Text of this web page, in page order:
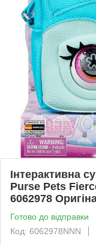
Інтерактивна
Purse Pets
6062978
Готово до відправки
Код: 6062978NNN